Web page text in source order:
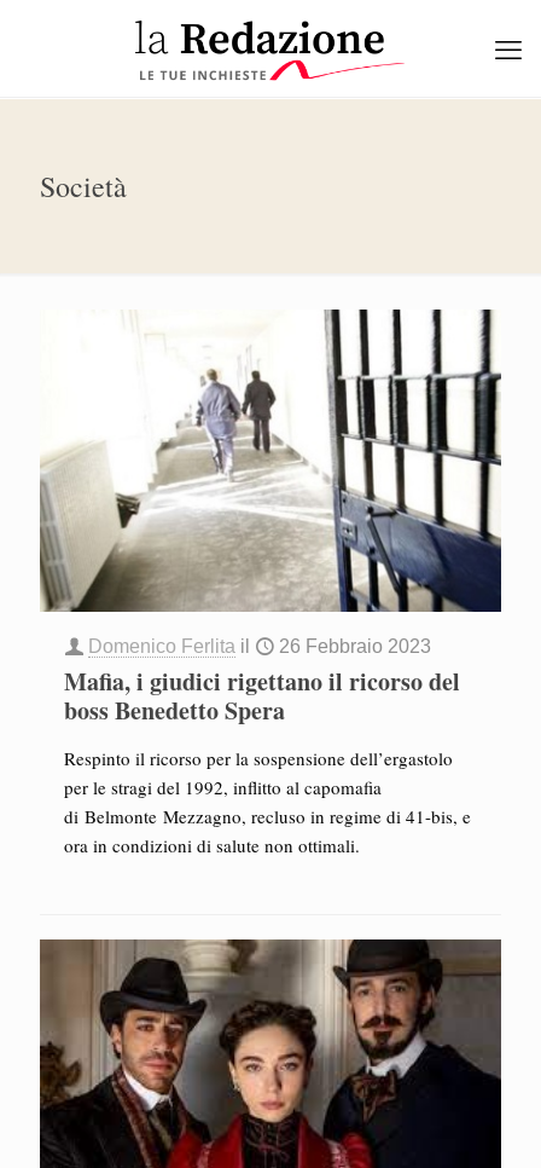
Società
Domenico Ferlita il 26 Febbraio 2023
Mafia, i giudici rigettano il ricorso del
boss Benedetto Spera
Respinto il ricorso per la sospensione dell’ergastolo
per le stragi del 1992, inflitto al capomafia
di Belmonte Mezzagno, recluso in regime di 41-bis, e
ora in condizioni di salute non ottimali.